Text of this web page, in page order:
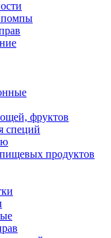
помпы
фруктов
специй
продуктов